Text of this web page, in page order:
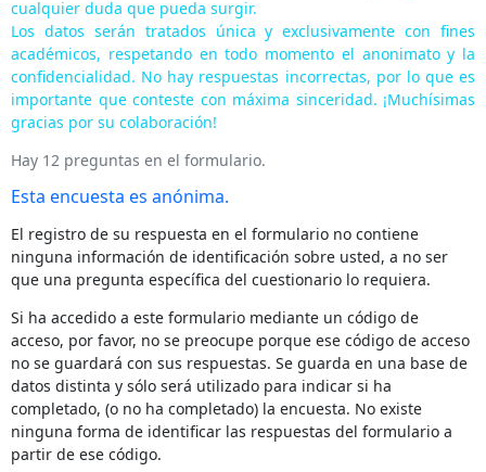
cualquier duda que pueda surgir.
Los datos serán tratados única y exclusivamente con fines
académicos, respetando en todo momento el anonimato y la
confidencialidad. No hay respuestas incorrectas, por lo que es
importante que conteste con máxima sinceridad. ¡Muchísimas
gracias por su colaboración!
Hay 12 preguntas en el formulario.
Esta encuesta es anónima.
El registro de su respuesta en el formulario no contiene
ninguna información de identificación sobre usted, a no ser
que una pregunta específica del cuestionario lo requiera.
Si ha accedido a este formulario mediante un código de
acceso, por favor, no se preocupe porque ese código de acceso
no se guardará con sus respuestas. Se guarda en una base de
datos distinta y sólo será utilizado para indicar si ha
completado, (o no ha completado) la encuesta. No existe
ninguna forma de identificar las respuestas del formulario a
partir de ese código.